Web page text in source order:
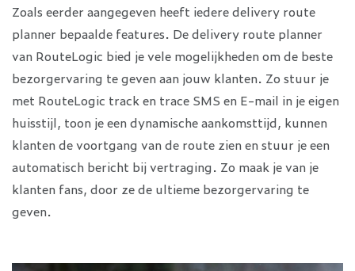
Zoals eerder aangegeven heeft iedere delivery route
planner bepaalde features. De delivery route planner
van RouteLogic bied je vele mogelijkheden om de beste
bezorgervaring te geven aan jouw klanten. Zo stuur je
met RouteLogic track en trace SMS en E-mail in je eigen
huisstijl, toon je een dynamische aankomsttijd, kunnen
klanten de voortgang van de route zien en stuur je een
automatisch bericht bij vertraging. Zo maak je van je
klanten fans, door ze de ultieme bezorgervaring te
geven.